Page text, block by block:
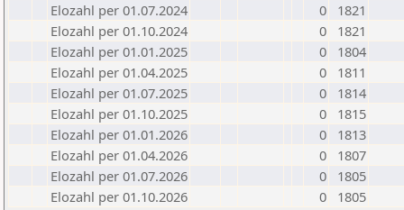
Elozahl per 01.07.2024
0
1821
Elozahl per 01.10.2024
0
1821
Elozahl per 01.01.2025
0
1804
Elozahl per 01.04.2025
0
1811
Elozahl per 01.07.2025
0
1814
Elozahl per 01.10.2025
0
1815
Elozahl per 01.01.2026
0
1813
Elozahl per 01.04.2026
0
1807
Elozahl per 01.07.2026
0
1805
Elozahl per 01.10.2026
0 1805